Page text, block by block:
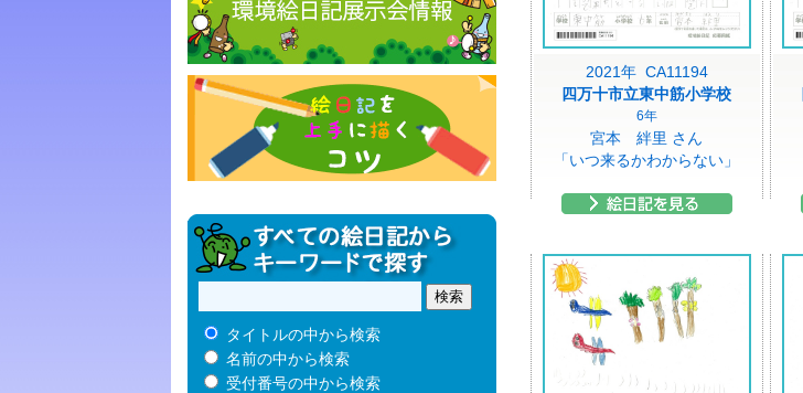
2021年 CA11194
四万十市立東中筋小学校
6年
宮本 絆里 さん
「いつ来るかわからない」
タイトルの中から検索
名前の中から検索
受付番号の中から検索